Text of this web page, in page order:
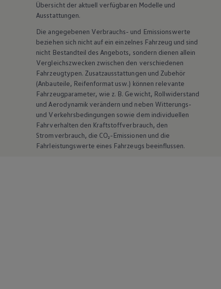
Übersicht der aktuell verfügbaren Modelle und
Ausstattungen.
Die angegebenen Verbrauchs- und Emissionswerte
beziehen sich nicht auf ein einzelnes Fahrzeug und sind
nicht Bestandteil des Angebots, sondern dienen allein
Vergleichszwecken zwischen den verschiedenen
Fahrzeugtypen. Zusatzausstattungen und Zubehör
(Anbauteile, Reifenformat usw.) können relevante
Fahrzeugparameter, wie z. B. Gewicht, Rollwiderstand
und Aerodynamik verändern und neben Witterungs-
und Verkehrsbedingungen sowie dem individuellen
Fahrverhalten den Kraftstoffverbrauch, den
Stromverbrauch, die CO₂-Emissionen und die
Fahrleistungswerte eines Fahrzeugs beeinflussen.